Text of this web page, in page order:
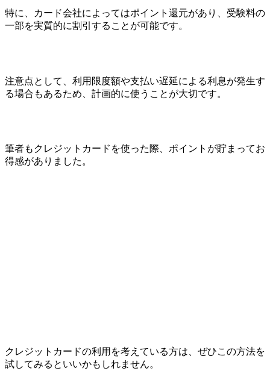
特に、カード会社によってはポイント還元があり、受験料の
一部を実質的に割引することが可能です。
注意点として、利用限度額や支払い遅延による利息が発生す
る場合もあるため、計画的に使うことが大切です。
筆者もクレジットカードを使った際、ポイントが貯まってお
得感がありました。
クレジットカードの利用を考えている方は、ぜひこの方法を
試してみるといいかもしれません。